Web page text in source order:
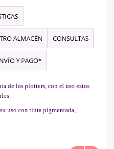
ALMACÉN CONSULTAS
Y PAGO*
de los plotters, con el uso estos
uso con tinta pigmentada,